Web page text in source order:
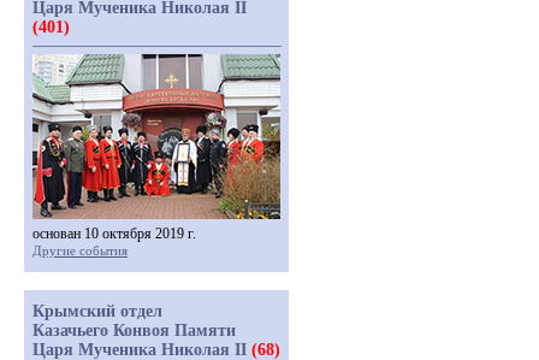
Царя Мученика Николая II
(401)
основан 10 октября 2019 г.
Другие события
Крымский отдел
Казачьего Конвоя Памяти
Царя Мученика Николая II (68)